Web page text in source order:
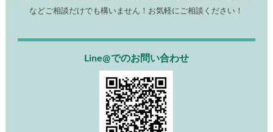
などご相談だけでも構いません！お気軽にご相談ください！
Line@でのお問い合わせ